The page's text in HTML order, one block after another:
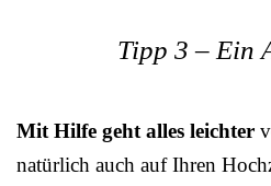
Tipp 3 – Ein
Mit Hilfe geht alles leichter
natürlich auch auf Ihren